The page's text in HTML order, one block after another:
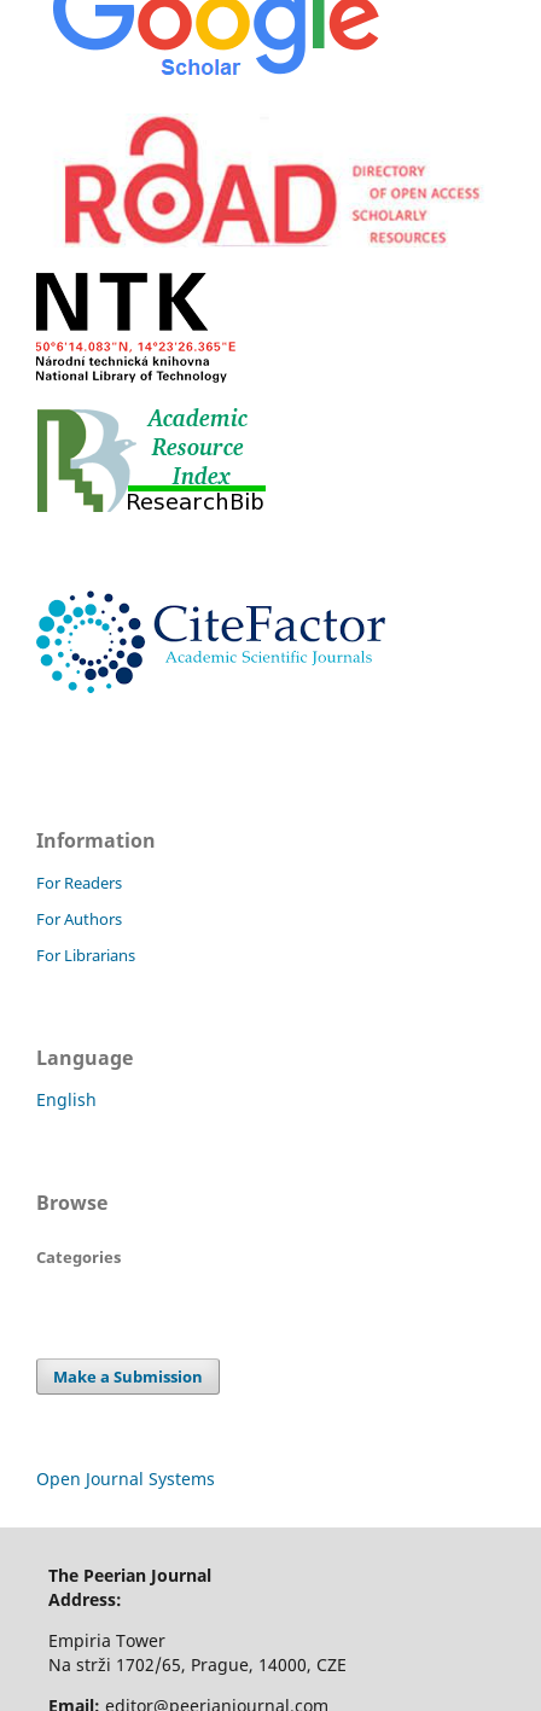
Information
For Readers
For Authors
For Librarians
Language
English
Browse
Categories
Make a Submission
Open Journal Systems
The Peerian Journal
Address:
Empiria Tower
Na strži 1702/65, Prague, 14000, CZE
Email: editor@peerianjournal.com